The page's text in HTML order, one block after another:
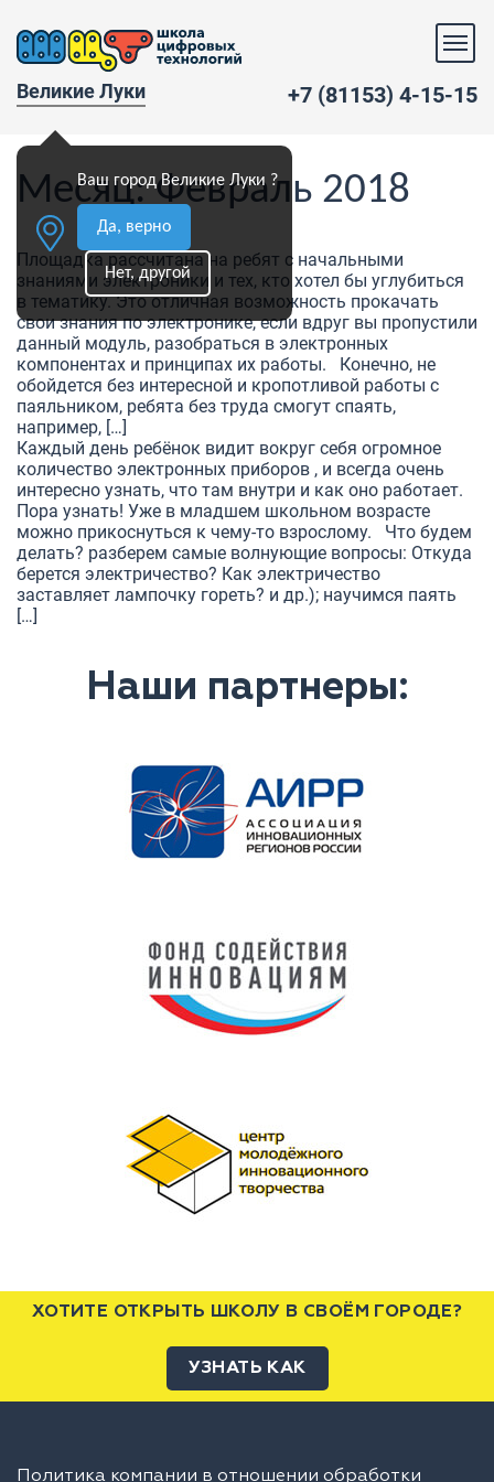
Великие Луки
Ваш город Великие Луки ?
Да, верно
Нет, другой
+7 (81153) 4-15-15
Месяц:Февраль 2018
Площадка рассчитана на ребят с начальными
знаниями электроники и тех, кто хотел бы углубиться
в тематику. Это отличная возможность прокачать
свои знания по электронике, если вдруг вы пропустили
данный модуль, разобраться в электронных
компонентах и принципах их работы. Конечно, не
обойдется без интересной и кропотливой работы с
паяльником, ребята без труда смогут спаять,
например, […]
Каждый день ребёнок видит вокруг себя огромное
количество электронных приборов , и всегда очень
интересно узнать, что там внутри и как оно работает.
Пора узнать! Уже в младшем школьном возрасте
можно прикоснуться к чему-то взрослому. Что будем
делать? разберем самые волнующие вопросы: Откуда
берется электричество? Как электричество
заставляет лампочку гореть? и др.); научимся паять
[…]
Наши партнеры:
ХОТИТЕ ОТКРЫТЬ ШКОЛУ В СВОЁМ ГОРОДЕ?
УЗНАТЬ КАК
Политика компании в отношении обработки